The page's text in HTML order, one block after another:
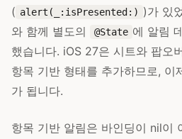
( alert(_:isPresented:) )가 있
와 함께 별도의
@State 에 알림
했습니다. iOS 27은 시트와 팝오
항목 기반 형태를 추가하므로, 이
가 됩니다.
항목 기반 알림은 바인딩이 nil이